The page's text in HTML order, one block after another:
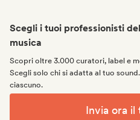
Scegli i tuoi professionisti
musica
Scopri oltre 3.000 curatori, label e
Scegli solo chi si adatta al tuo sound.
ciascuno.
Invia ora il